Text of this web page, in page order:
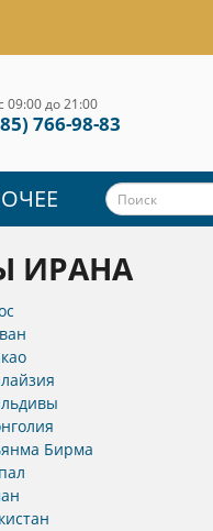
09:00 до 21:00
766-98-83
ИРАНА
Бирма